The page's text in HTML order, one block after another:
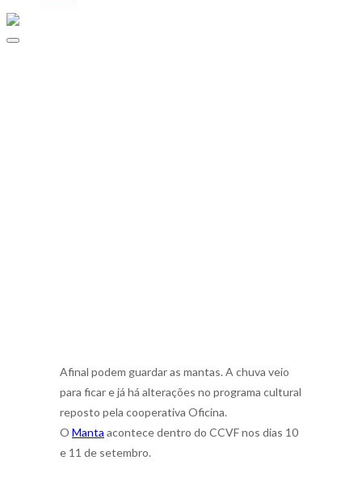
Afinal podem guardar as mantas. A chuva veio
para ficar e já há alterações no programa cultural
reposto pela cooperativa Oficina.
O Manta acontece dentro do CCVF nos dias 10
e 11 de setembro.